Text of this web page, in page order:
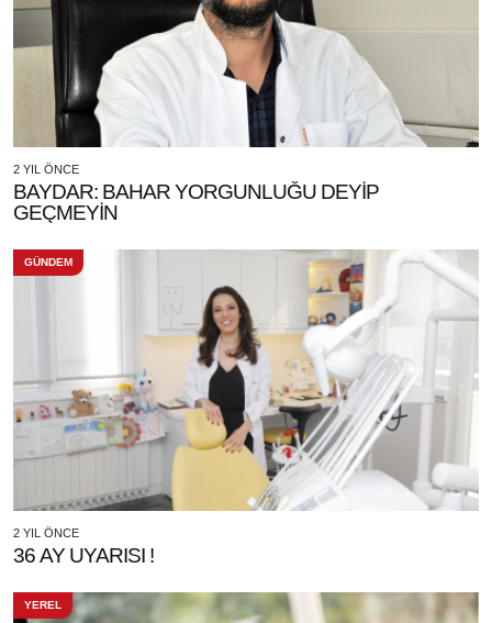
2 YIL ÖNCE
BAYDAR: BAHAR YORGUNLUĞU DEYİP
GEÇMEYİN
GÜNDEM
2 YIL ÖNCE
36 AY UYARISI !
YEREL